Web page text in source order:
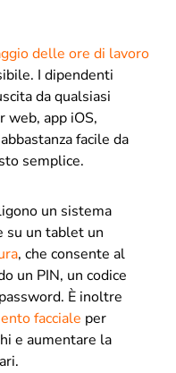
delle ore di lavoro
I dipendenti
da qualsiasi
app iOS,
facile da
semplice.
un sistema
su un tablet un
, che consente al
un PIN, un codice
È inoltre
facciale per
e aumentare la